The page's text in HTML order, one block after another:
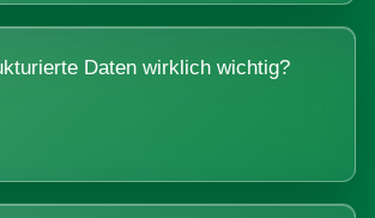
Daten wirklich wichtig?